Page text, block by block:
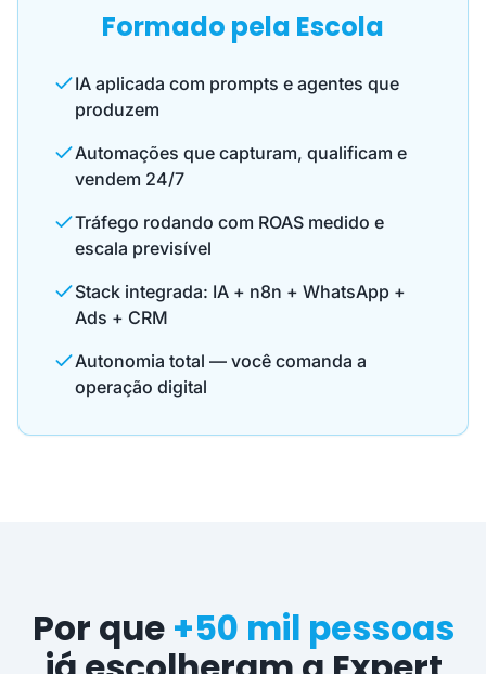
Formado pela Escola
IA aplicada com prompts e agentes que
produzem
Automações que capturam, qualificam e
vendem 24/7
Tráfego rodando com ROAS medido e
escala previsível
Stack integrada: IA + n8n + WhatsApp +
Ads + CRM
Autonomia total — você comanda a
operação digital
Por que +50 mil pessoas